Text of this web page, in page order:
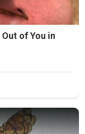
of You in